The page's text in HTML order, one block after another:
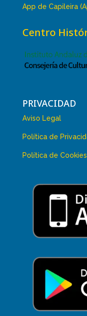
App de Capileira
Centro
PRIVACIDAD
Aviso Legal
Política de
Política de Cookies